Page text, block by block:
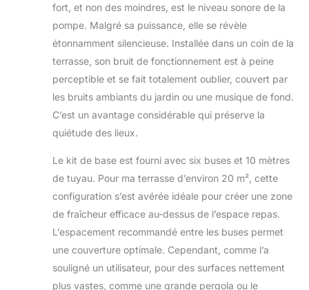
fort, et non des moindres, est le niveau sonore de la
pompe. Malgré sa puissance, elle se révèle
étonnamment silencieuse. Installée dans un coin de la
terrasse, son bruit de fonctionnement est à peine
perceptible et se fait totalement oublier, couvert par
les bruits ambiants du jardin ou une musique de fond.
C’est un avantage considérable qui préserve la
quiétude des lieux.
Le kit de base est fourni avec six buses et 10 mètres
de tuyau. Pour ma terrasse d’environ 20 m², cette
configuration s’est avérée idéale pour créer une zone
de fraîcheur efficace au-dessus de l’espace repas.
L’espacement recommandé entre les buses permet
une couverture optimale. Cependant, comme l’a
souligné un utilisateur, pour des surfaces nettement
plus vastes, comme une grande pergola ou le